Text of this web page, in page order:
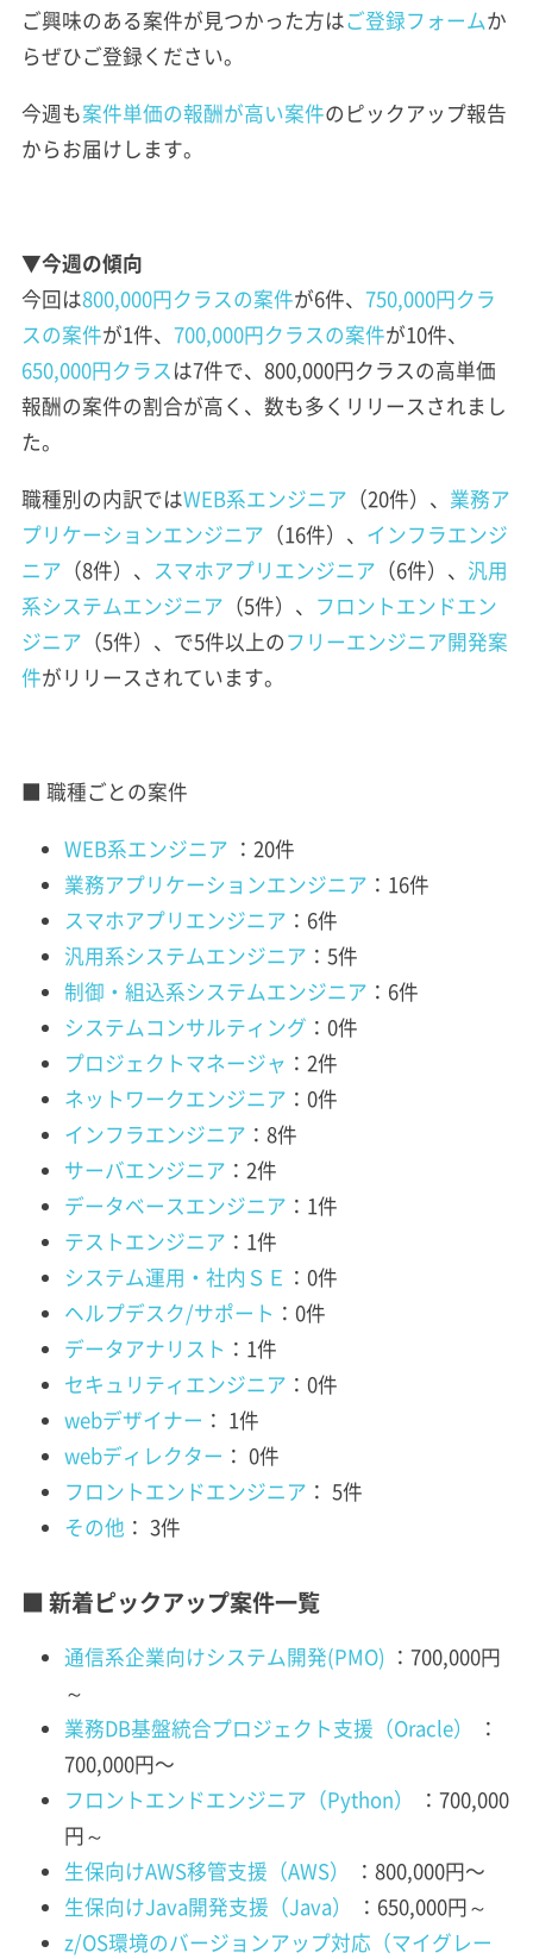
ご興味のある案件が見つかった方はご登録フォームか
らぜひご登録ください。
今週も案件単価の報酬が高い案件のピックアップ報告
からお届けします。
▼今週の傾向
今回は800,000円クラスの案件が6件、 750,000円クラ
スの案件が1件、 700,000円クラスの案件が10件、
650,000円クラスは7件で、800,000円クラスの高単価
報酬の案件の割合が高く、数も多くリリースされまし
た。
職種別の内訳ではWEB系エンジニア （20件）、 業務ア
プリケーションエンジニア （16件）、 インフラエンジ
ニア （8件）、 スマホアプリエンジニア （6件）、 汎用
系システムエンジニア （5件）、 フロントエンドエン
ジニア （5件）、で5件以上のフリーエンジニア開発案
件がリリースされています。
■ 職種ごとの案件
WEB系エンジニア ：20件
業務アプリケーションエンジニア ：16件
スマホアプリエンジニア ：6件
汎用系システムエンジニア ：5件
制御・組込系システムエンジニア ：6件
システムコンサルティング ：0件
プロジェクトマネージャ ：2件
ネットワークエンジニア ：0件
インフラエンジニア ：8件
サーバエンジニア ：2件
データベースエンジニア ：1件
テストエンジニア ：1件
システム運用・社内ＳＥ ：0件
ヘルプデスク/サポート ：0件
データアナリスト ：1件
セキュリティエンジニア ：0件
webデザイナー ： 1件
webディレクター ： 0件
フロントエンドエンジニア ： 5件
その他 ： 3件
■ 新着ピックアップ案件一覧
通信系企業向けシステム開発(PMO) ：700,000円
～
業務DB基盤統合プロジェクト支援（Oracle）
：
700,000円〜
フロントエンドエンジニア（Python）
：700,000
円～
生保向けAWS移管支援（AWS）
：800,000円〜
生保向けJava開発支援（Java）
：650,000円～
z/OS環境のバージョンアップ対応（マイグレー